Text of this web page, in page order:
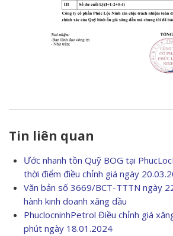
Tin liên quan
Ước nhanh tồn Quỹ BOG tại
thời điểm điều chỉnh giá ngày
Văn bản số 3669/BCT-TTTN ngày
hành kinh doanh xăng dầu
PhuclocninhPetrol Điều chỉnh giá
phút ngày 18.01.2024